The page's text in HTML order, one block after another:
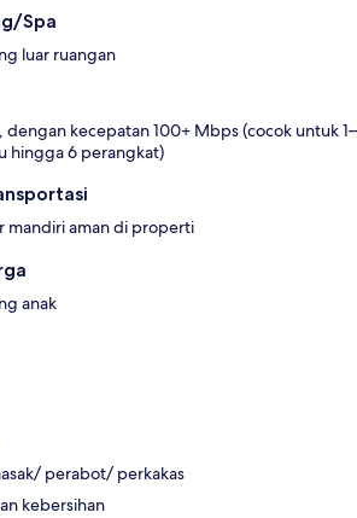
Spa
luar ruangan
dengan kecepatan 100+ Mbps (cocok untuk 1–
hingga 6 perangkat)
mandiri aman di properti
anak
perabot/ perkakas
kebersihan